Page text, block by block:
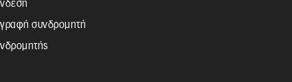
συνδρομητή